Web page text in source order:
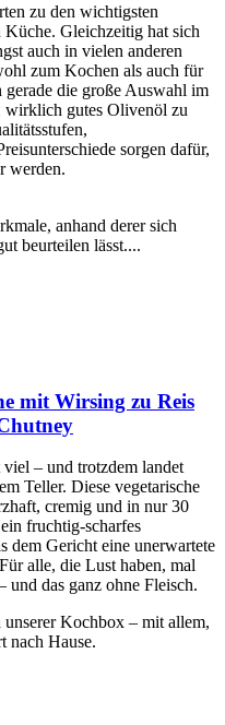
zu den wichtigsten
Küche. Gleichzeitig hat sich
auch in vielen anderen
zum Kochen als auch für
die große Auswahl im
wirklich gutes Olivenöl zu
sorgen dafür,
werden.
anhand derer sich
beurteilen lässt....
mit Wirsing zu Reis
– und trotzdem landet
Teller. Diese vegetarische
cremig und in nur 30
fruchtig-scharfes
dem Gericht eine unerwartete
alle, die Lust haben, mal
und das ganz ohne Fleisch.
Kochbox – mit allem,
nach Hause.